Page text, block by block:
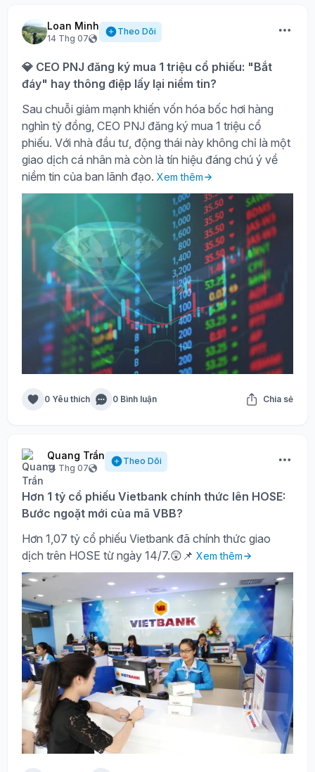
Loan Minh
14 Thg 07
Theo Dõi
💎 CEO PNJ đăng ký mua 1 triệu cổ phiếu: "Bắt
đáy" hay thông điệp lấy lại niềm tin?
Sau chuỗi giảm mạnh khiến vốn hóa bốc hơi hàng
nghìn tỷ đồng, CEO PNJ đăng ký mua 1 triệu cổ
phiếu. Với nhà đầu tư, động thái này không chỉ là một
giao dịch cá nhân mà còn là tín hiệu đáng chú ý về
niềm tin của ban lãnh đạo. Xem thêm
0 Yêu thích 0 Bình luận Chia sẻ
Quang Trần
14 Thg 07
Theo Dõi
Hơn 1 tỷ cổ phiếu Vietbank chính thức lên HOSE:
Bước ngoặt mới của mã VBB?
Hơn 1,07 tỷ cổ phiếu Vietbank đã chính thức giao
dịch trên HOSE từ ngày 14/7.😲📌 Xem thêm